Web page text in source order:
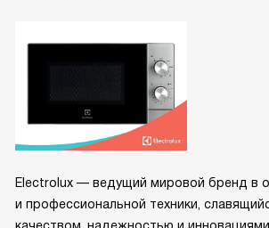
Electrolux — ведущий мировой бренд в
и профессиональной техники,